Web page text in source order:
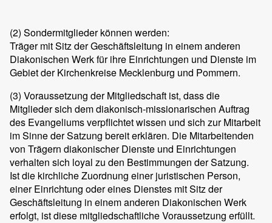
(2) Sondermitglieder können werden:
Träger mit Sitz der Geschäftsleitung in einem anderen
Diakonischen Werk für ihre Einrichtungen und Dienste im
Gebiet der Kirchenkreise Mecklenburg und Pommern.
(3) Voraussetzung der Mitgliedschaft ist, dass die
Mitglieder sich dem diakonisch-missionarischen Auftrag
des Evangeliums verpflichtet wissen und sich zur Mitarbeit
im Sinne der Satzung bereit erklären. Die Mitarbeitenden
von Trägern diakonischer Dienste und Einrichtungen
verhalten sich loyal zu den Bestimmungen der Satzung.
Ist die kirchliche Zuordnung einer juristischen Person,
einer Einrichtung oder eines Dienstes mit Sitz der
Geschäftsleitung in einem anderen Diakonischen Werk
erfolgt, ist diese mitgliedschaftliche Voraussetzung erfüllt.